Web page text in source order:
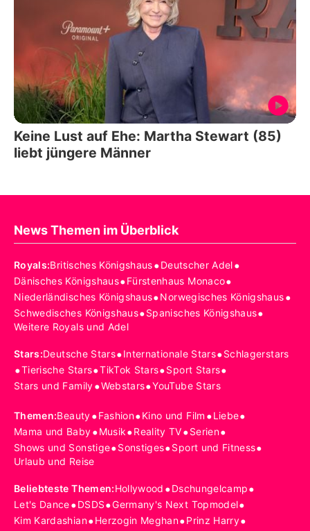
Keine Lust auf Ehe: Martha Stewart (85)
liebt jüngere Männer
News Themen im Überblick
Royals:Britisches Königshaus•Deutscher Adel•
Dänisches Königshaus•Fürstenhaus Monaco•
Niederländisches Königshaus•Norwegisches Königshaus•
Schwedisches Königshaus•Spanisches Königshaus•
Weitere Royals und Adel
Stars:Deutsche Stars•Internationale Stars•Schlagerstars
•Tierische Stars•TikTok Stars•Sport Stars•
Stars und Family•Webstars•YouTube Stars
Themen:Beauty•Fashion•Kino und Film •Liebe•
Mama und Baby•Musik•Reality TV•Serien•
Shows und Sonstige•Sonstiges•Sport und Fitness•
Urlaub und Reise
Beliebteste Themen:Hollywood •Dschungelcamp•
Let's Dance•DSDS•Germany's Next Topmodel•
Kim Kardashian•Herzogin Meghan•Prinz Harry•